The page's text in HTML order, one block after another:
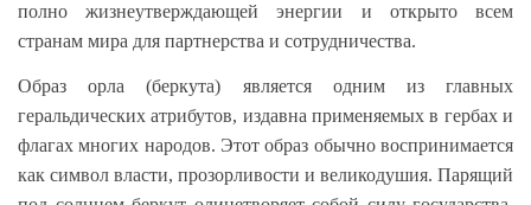
полно жизнеутверждающей энергии и открыто всем
странам мира для партнерства и сотрудничества.
Образ орла (беркута) является одним из главных
геральдических атрибутов, издавна применяемых в гербах и
флагах многих народов. Этот образ обычно воспринимается
как символ власти, прозорливости и великодушия. Парящий